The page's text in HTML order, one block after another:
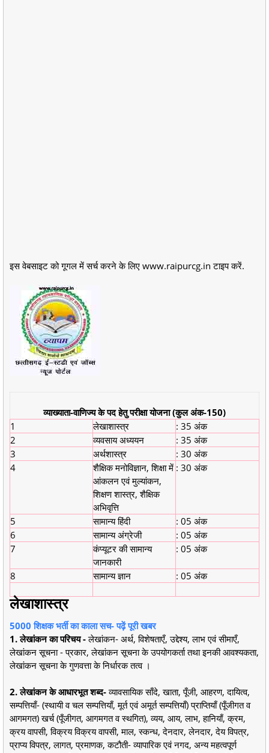
इस वेबसाइट को गूगल में सर्च करने के लिए www.raipurcg.in टाइप करें.
व्याख्याता-वाणिज्य के पद हेतु परीक्षा योजना (कुल अंक-150)
1
लेखाशास्त्र
: 35 अंक
2
व्यवसाय अध्ययन
: 35 अंक
3
अर्थशास्त्र
: 30 अंक
4
शैक्षिक मनोविज्ञान, शिक्षा में
आंकलन एवं मुल्यांकन,
शिक्षण शास्त्र, शैक्षिक
अभिवृत्ति
: 30 अंक
5 सामान्य हिंदी
: 05 अंक
6
सामान्य अंग्रेजी
: 05 अंक
7
कंप्यूटर की सामान्य
जानकारी
: 05 अंक
8 सामान्य ज्ञान : 05 अंक
लेखाशास्त्र
5000 शिक्षक भर्ती का काला सच- पढ़ें पूरी खबर
1. लेखांकन का परिचय -लेखांकन- अर्थ, विशेषताएँ, उद्देश्य, लाभ एवं सीमाएँ,
लेखांकन सूचना - प्रकार, लेखांकन सूचना के उपयोगकर्ता तथा इनकी आवश्यकता,
लेखांकन सूचना के गुणवत्ता के निर्धारक तत्व ।
2. लेखांकन के आधारभूत शब्द-व्यावसायिक साँदे, खाता, पूँजी, आहरण, दायित्व,
सम्पत्तियाँ- (स्थायी व चल सम्पत्तियाँ, मूर्त एवं अमूर्त सम्पत्तियाँ) प्राप्तियाँ (पूँजीगत व
आगमगत) खर्च (पूँजीगत, आगमगत व स्थगित), व्यय, आय, लाभ, हानियाँ, क्रम,
क्रय वापसी, विक्रय विक्रय वापसी, माल, स्कन्ध, देनदार, लेनदार, देय विपत्र,
प्राप्य विपत्र, लागत, प्रमाणक, कटौती- व्यापारिक एवं नगद, अन्य महत्वपूर्ण